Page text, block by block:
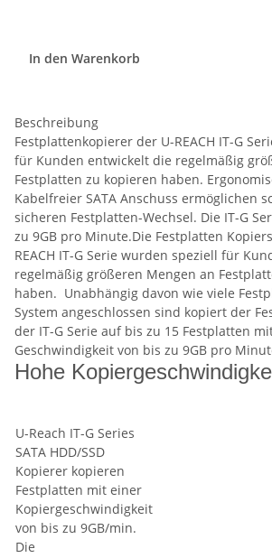
In den Warenkorb
Beschreibung
Festplattenkopierer der U-REACH IT-G
für Kunden entwickelt die regelmäßig
Festplatten zu kopieren haben.
Kabelfreier SATA Anschuss ermöglichen
sicheren Festplatten-Wechsel. Die IT-G
zu 9GB pro Minute.Die Festplatten
REACH IT-G Serie wurden speziell für
regelmäßig größeren Mengen an
haben. Unabhängig davon wie viele
System angeschlossen sind kopiert der
der IT-G Serie auf bis zu 15 Festplatten
Geschwindigkeit von bis zu 9GB pro
Hohe
U-Reach IT-G Series
SATA HDD/SSD
Kopierer kopieren
Festplatten mit einer
Kopiergeschwindigkeit
von bis zu 9GB/min.
Die